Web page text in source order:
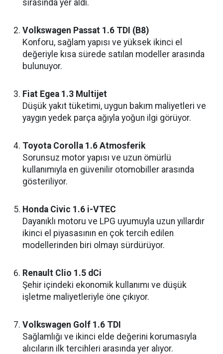
sırasında yer aldı.
Volkswagen Passat 1.6 TDI (B8)
Konforu, sağlam yapısı ve yüksek ikinci el
değeriyle kısa sürede satılan modeller arasında
bulunuyor.
Fiat Egea 1.3 Multijet
Düşük yakıt tüketimi, uygun bakım maliyetleri ve
yaygın yedek parça ağıyla yoğun ilgi görüyor.
Toyota Corolla 1.6 Atmosferik
Sorunsuz motor yapısı ve uzun ömürlü
kullanımıyla en güvenilir otomobiller arasında
gösteriliyor.
Honda Civic 1.6 i-VTEC
Dayanıklı motoru ve LPG uyumuyla uzun yıllardır
ikinci el piyasasının en çok tercih edilen
modellerinden biri olmayı sürdürüyor.
Renault Clio 1.5 dCi
Şehir içindeki ekonomik kullanımı ve düşük
işletme maliyetleriyle öne çıkıyor.
Volkswagen Golf 1.6 TDI
Sağlamlığı ve ikinci elde değerini korumasıyla
alıcıların ilk tercihleri arasında yer alıyor.